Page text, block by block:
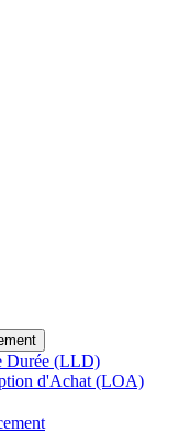
Durée (LLD)
d'Achat (LOA)